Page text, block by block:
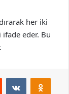
her iki
eder. Bu
Reddit VKontakte